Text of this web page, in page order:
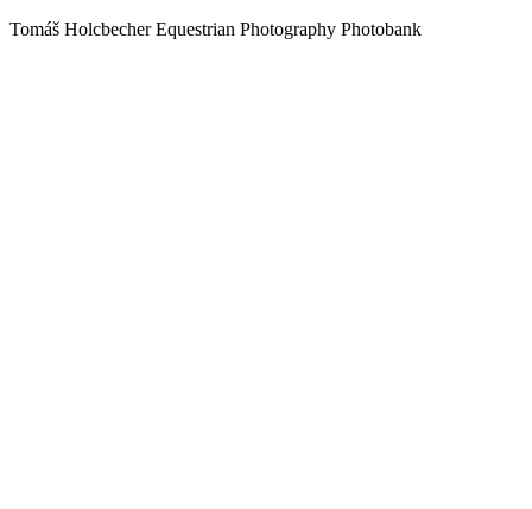
Tomáš Holcbecher Equestrian Photography Photobank